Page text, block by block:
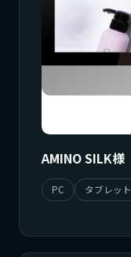
AMINO SILK様
PC タブレット